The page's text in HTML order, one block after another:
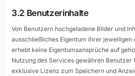
3.2 Benutzerinhalte
Von Benutzern hochgeladene Bilder und
ausschließliches Eigentum ihrer jeweiligen
erhebt keine Eigentumsansprüche auf
Nutzung des Services gewähren Benutzer
exklusive Lizenz zum Speichern und